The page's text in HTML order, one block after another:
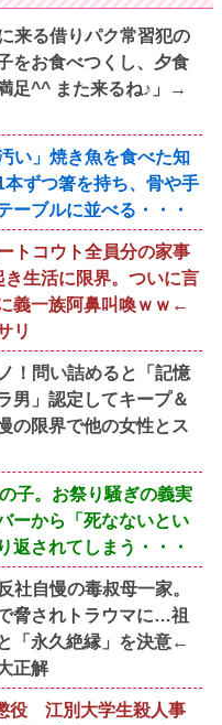
来る借りパク常習犯の
をお食べつくし、夕食
足^^ また来るね♪」→
い」焼き魚を食べた知
ずつ箸を持ち、骨や手
ーブルに並べる・・・
トコウト全員分の家事
生活に限界。ついに言
義一族阿鼻叫喚ｗｗ←
リ
！問い詰めると「記憶
男」認定してキープ＆
の限界で他の女性とス
子。お祭り騒ぎの義実
ーから「死なないとい
返されてしまう・・・
社自慢の毒叔母一家。
脅されトラウマに…祖
「永久絶縁」を決意←
正解
役 江別大学生殺人事